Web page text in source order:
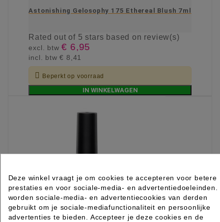
Astonishing Gelosophy 175 Ethereal Blush 7ml
Ratedout of 5 stars based on review(s)
excl. btw€ 6,95
incl. btw€ 8,41
 Beperkt op voorraad
IN WINKELWAGEN
Deze winkel vraagt je om cookies te accepteren voor betere
prestaties en voor sociale-media- en advertentiedoeleinden.
worden sociale-media- en advertentiecookies van derden
gebruikt om je sociale-mediafunctionaliteit en persoonlijke
advertenties te bieden. Accepteer je deze cookies en de